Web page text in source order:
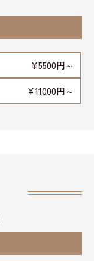
¥5500円～
¥11000円～